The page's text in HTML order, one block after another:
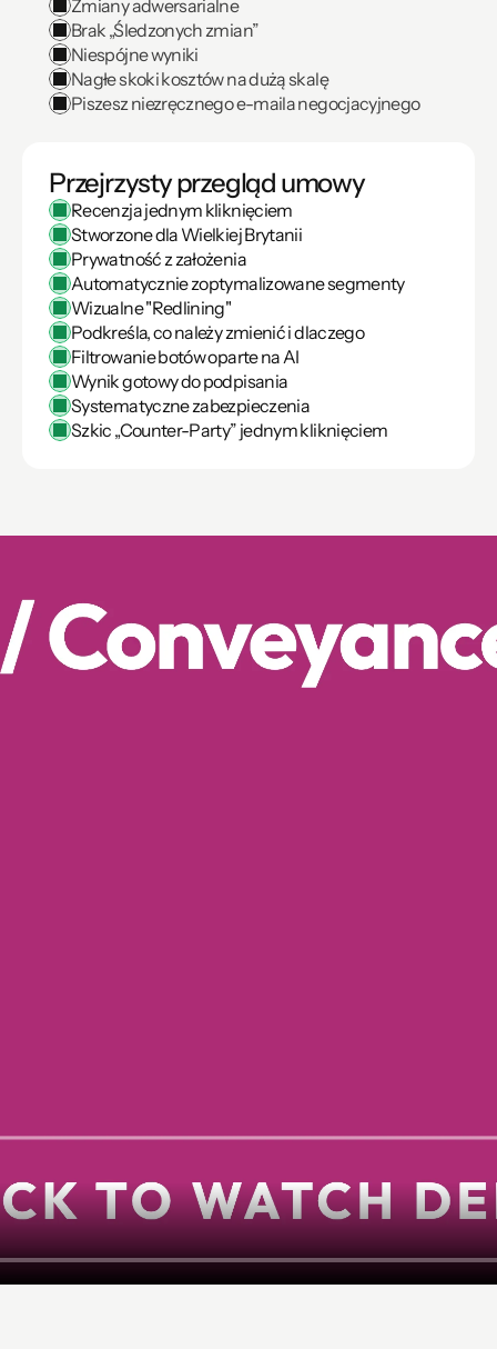
Zmiany adwersarialne
Brak „Śledzonych zmian”
Niespójne wyniki
Nagłe skoki kosztów na dużą skalę
Piszesz niezręcznego e-maila negocjacyjnego
Przejrzysty przegląd umowy
Recenzja jednym kliknięciem
Stworzone dla Wielkiej Brytanii
Prywatność z założenia
Automatycznie zoptymalizowane segmenty
Wizualne "Redlining"
Podkreśla, co należy zmienić i dlaczego
Filtrowanie botów oparte na AI
Wynik gotowy do podpisania
Systematyczne zabezpieczenia
Szkic „Counter-Party” jednym kliknięciem